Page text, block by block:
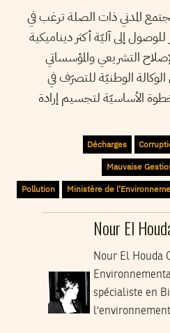
المدني ذات الصلة ترغب في
للوصول إلى آليّة أكثر ديناميكية
التشريعي والمؤسساتي
الوطنيّة للتصرّف في
الأساسيّة لتجسيم إرادة
Décharges
Mauvaise
Ministère de
Pollution
Nour El
Nour El Houda
spécialiste en